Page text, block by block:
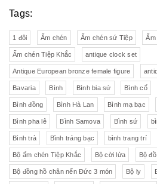
Tags:
1 đôi Ấm chén Ấm chén sứ Tiệp
Ấm chén Tiệp Khắc antique clock set
Antique European bronze female figure
Bavaria Bình Bình bia sứ Bình cổ
Bình đồng Bình Hà Lan Bình mạ bạc
Bình pha lê Bình Samova Bình sứ
Bình trà Bình tráng bạc bình trang trí
Bộ ấm chén Tiệp Khắc Bộ cời lửa Bộ
Bộ đồng hồ chân nến Đức 3 món Bộ ly